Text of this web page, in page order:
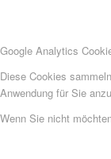
Google Analytics
Diese Cookies
Anwendung für Sie
Wenn Sie nicht